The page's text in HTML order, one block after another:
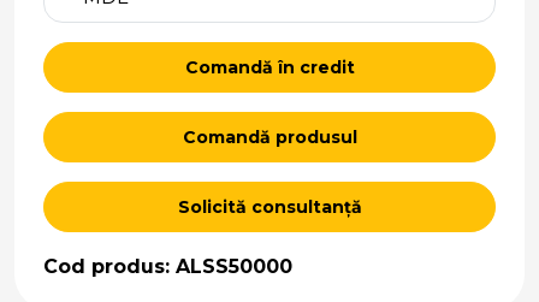
Comandă în credit
Comandă produsul
Solicită consultanță
Cod produs: ALSS50000